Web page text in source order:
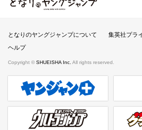
となりのヤングジ
となりのヤングジャンプについて
集英社プラ
ヘルプ
Copyright © SHUEISHA Inc. All rights reserved.
ヤンジャンプラス 週刊ヤ
ウルトラジャンプ グラン